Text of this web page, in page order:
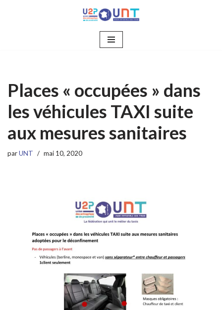
Places « occupées » dans
les véhicules TAXI suite
aux mesures sanitaires
parUNT mai 10, 2020